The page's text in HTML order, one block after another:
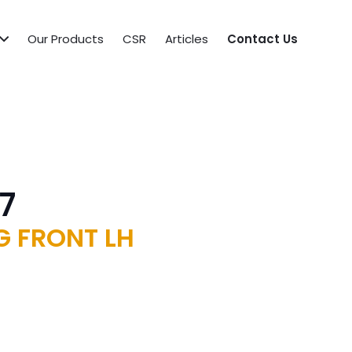
Our Products CSR Articles Contact Us
FRONT LH